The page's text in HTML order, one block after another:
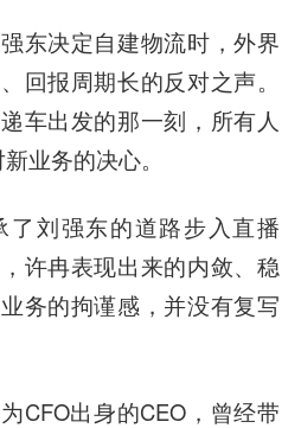
东决定自建物流时，外界
回报周期长的反对之声。
车出发的那一刻，所有人
业务的决心。
了刘强东的道路步入直播
许冉表现出来的内敛、稳
务的拘谨感，并没有复写
CFO出身的CEO，曾经带